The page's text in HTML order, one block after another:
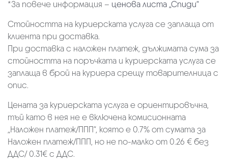
*За повече информация – ценова листа „Спиди“
Стойността на куриерската услуга се заплаща от
клиента при доставка.
При доставка с наложен платеж, дължимата сума за
стойността на поръчката и куриерската услуга се
заплаща в брой на куриера срещу товарителница с
опис.
Цената за куриерската услуга е ориентировъчна,
тъй като в нея не е включена комисионната
„Наложен платеж/ППП“, която е 0.7% от сумата за
Наложен платеж/ППП, но не по-малко от 0.26 € без
ДДС/ 0.31€ с ДДС.